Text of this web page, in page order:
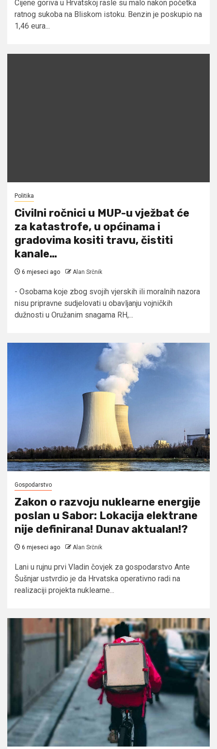
Cijene goriva u Hrvatskoj rasle su malo nakon početka
ratnog sukoba na Bliskom istoku. Benzin je poskupio na
1,46 eura...
Politika
Civilni ročnici u MUP-u vježbat će
za katastrofe, u općinama i
gradovima kositi travu, čistiti
kanale…
6 mjeseci ago Alan Srčnik
- Osobama koje zbog svojih vjerskih ili moralnih nazora
nisu pripravne sudjelovati u obavljanju vojničkih
dužnosti u Oružanim snagama RH,...
Gospodarstvo
Zakon o razvoju nuklearne energije
poslan u Sabor: Lokacija elektrane
nije definirana! Dunav aktualan!?
6 mjeseci ago Alan Srčnik
Lani u rujnu prvi Vladin čovjek za gospodarstvo Ante
Šušnjar ustvrdio je da Hrvatska operativno radi na
realizaciji projekta nuklearne...